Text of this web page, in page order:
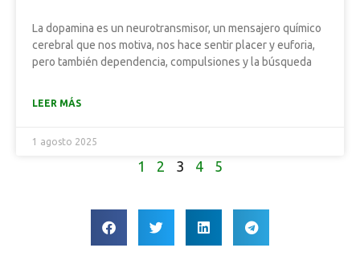
La dopamina es un neurotransmisor, un mensajero químico
cerebral que nos motiva, nos hace sentir placer y euforia,
pero también dependencia, compulsiones y la búsqueda
LEER MÁS
1 agosto 2025
1 2 3 4 5